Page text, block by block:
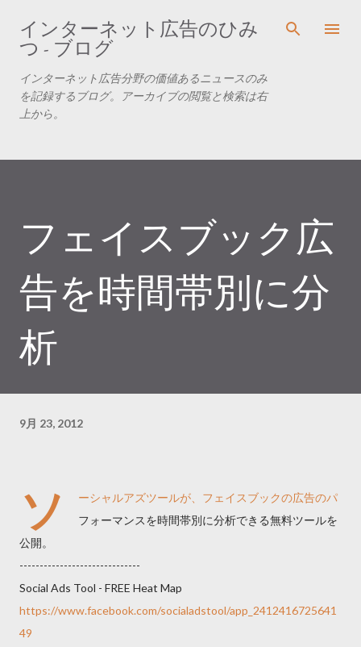
スキップしてメイン コンテンツに移動
インターネット広告のひみ
つ - ブログ
インターネット広告分野の価値あるニュースのみ
を記録するブログ。アーカイブの閲覧と検索は右
上から。
フェイスブック広
告を時間帯別に分
析
9月 23, 2012
ソ
ーシャルアズツールが、フェイスブックの広告のパ
フォーマンスを時間帯別に分析できる無料ツールを
公開。
------------------------------
Social Ads Tool - FREE Heat Map
https://www.facebook.com/socialadstool/app_2412416725641
49